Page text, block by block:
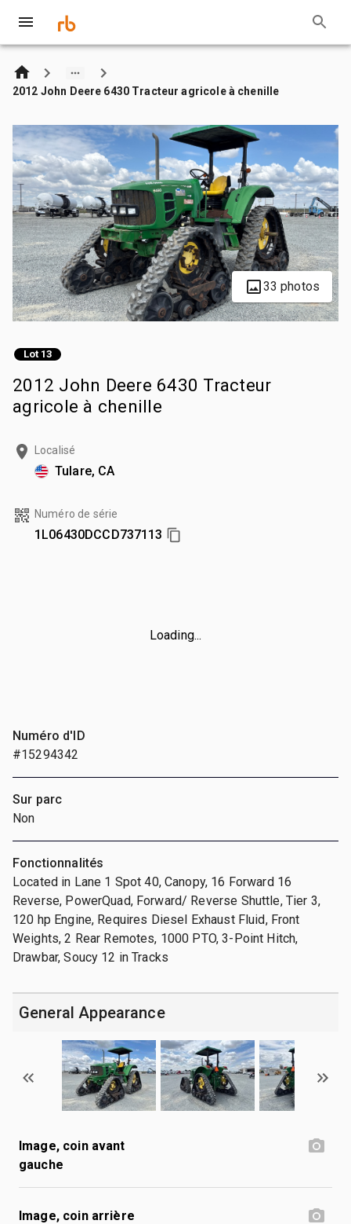
2012 John Deere 6430 Tracteur agricole à chenille
33 photos
Lot 13
2012 John Deere 6430 Tracteur
agricole à chenille
Localisé
Tulare, CA
Numéro de série
1L06430DCCD737113
Loading...
Numéro d'ID
#15294342
Sur parc
Non
Fonctionnalités
Located in Lane 1 Spot 40, Canopy, 16 Forward 16
Reverse, PowerQuad, Forward/ Reverse Shuttle, Tier 3,
120 hp Engine, Requires Diesel Exhaust Fluid, Front
Weights, 2 Rear Remotes, 1000 PTO, 3-Point Hitch,
Drawbar, Soucy 12 in Tracks
General Appearance
Image, coin avant
gauche
Image, coin arrière